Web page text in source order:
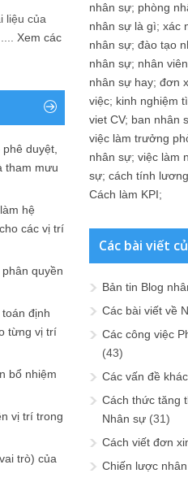
liệu của
Xem các
duyệt,
tham mưu
hệ
các vị trí
quyền
định
từng vị trí
bổ nhiệm
vị trí trong
trò) của
nhân sự; phòng
nhân sự là gì; xác
nhân sự; đào tạo
nhân sự; nhân
nhân sự hay; đơn
việc; kinh nghiệm
viet CV; ban nhân
việc làm trưởng
nhân sự; việc làm
sự; cách tính lương
Cách làm KPI;
Các bài viết
Bản tin Blog
Các bài viết về
Các công việc
(43)
Các vấn đề khác
Cách thức tăng
Nhân sự (31)
Cách viết đơn
Chiến lược